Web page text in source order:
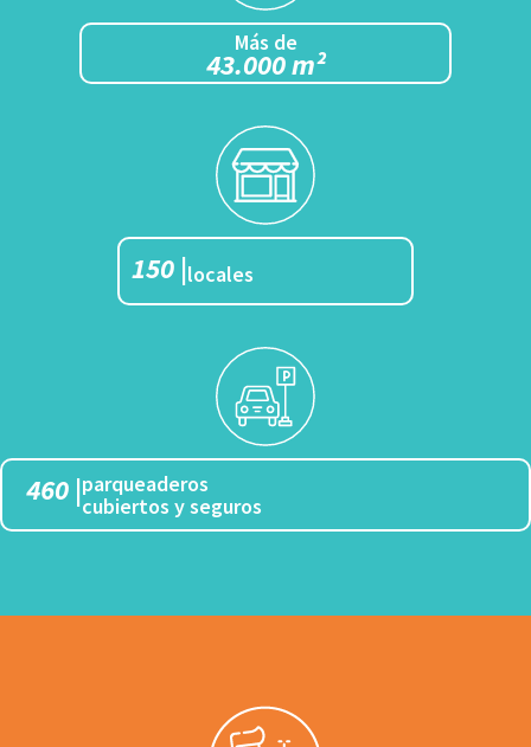
Más de
43.000 m²
150 |locales
460 |parqueaderos
cubiertos y seguros